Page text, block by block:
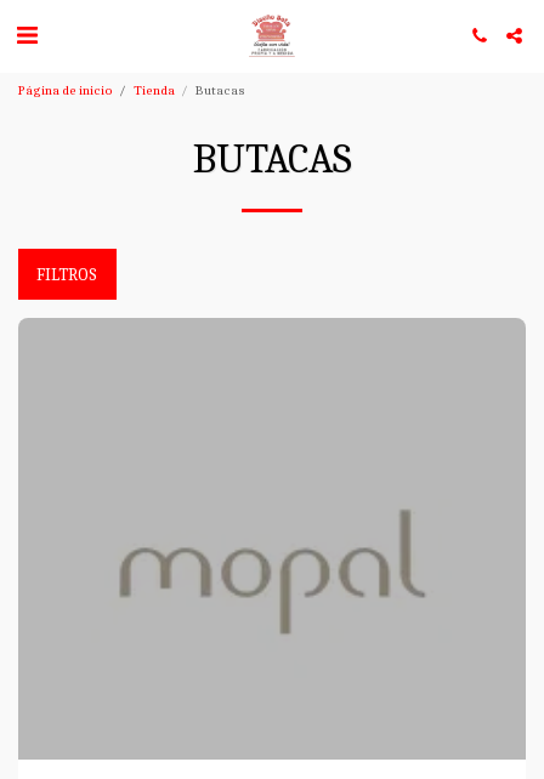
Página de inicio Tienda Butacas
BUTACAS
FILTROS